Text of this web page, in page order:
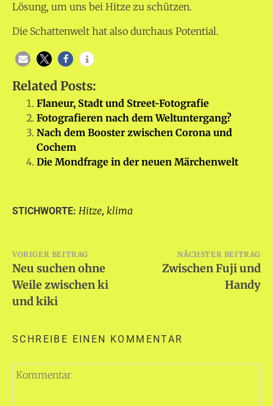
Lösung, um uns bei Hitze zu schützen.
Die Schattenwelt hat also durchaus Potential.
Related Posts:
Flaneur, Stadt und Street-Fotografie
Fotografieren nach dem Weltuntergang?
Nach dem Booster zwischen Corona und
Cochem
Die Mondfrage in der neuen Märchenwelt
STICHWORTE: Hitze, klima
Beitragsnavigation
VORIGER BEITRAG
Neu suchen ohne
Weile zwischen ki
und kiki
NÄCHSTER BEITRAG
Zwischen Fuji und
Handy
SCHREIBE EINEN KOMMENTAR